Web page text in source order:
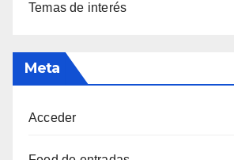
Temas de interés
Meta
Acceder